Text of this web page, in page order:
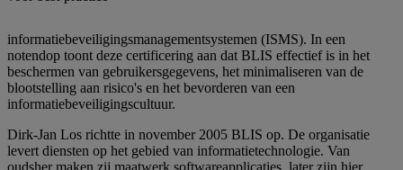
informatiebeveiligingsmanagementsystemen (ISMS). In een
notendop toont deze certificering aan dat BLIS effectief is in het
beschermen van gebruikersgegevens, het minimaliseren van de
blootstelling aan risico's en het bevorderen van een
informatiebeveiligingscultuur.
Dirk-Jan Los richtte in november 2005 BLIS op. De organisatie
levert diensten op het gebied van informatietechnologie. Van